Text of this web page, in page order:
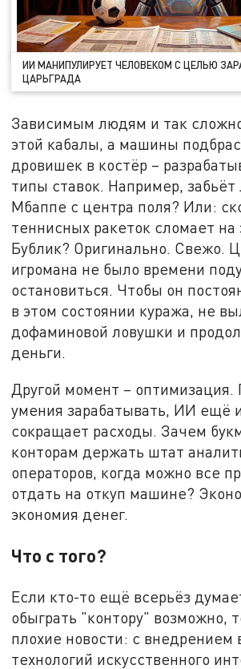
ИИ МАНИПУЛИРУЕТ ЧЕЛОВЕКОМ С ЦЕЛЬЮ
ЦАРЬГРАДА
Зависимым людям и так
этой кабалы, а машины
дровишек в костёр –
типы ставок. Например, забьёт
Мбаппе с центра поля? Или:
теннисных ракеток сломает на
Бублик? Оригинально. Свежо.
игромана не было времени
остановиться. Чтобы он
в этом состоянии куража, не
дофаминовой ловушки и
деньги.
Другой момент –
умения зарабатывать, ИИ ещё
сокращает расходы. Зачем
конторам держать штат
операторов, когда можно все
отдать на откуп машине?
экономия денег.
Что с того?
Если кто-то ещё всерьёз
обыграть "контору" возможно,
плохие новости: с внедрением
технологий искусственного